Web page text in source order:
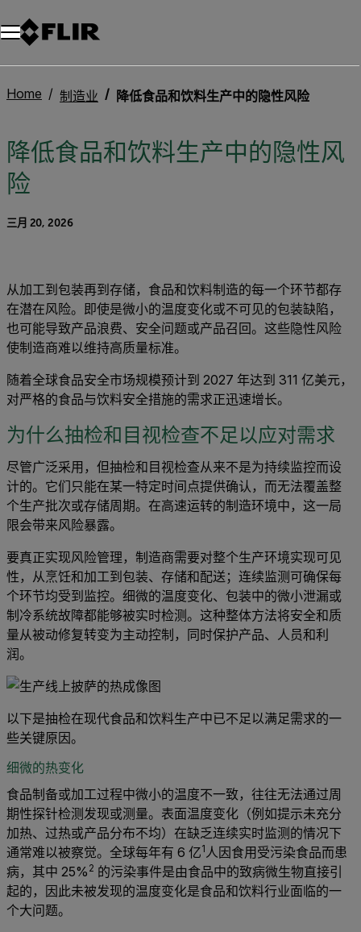
Home 制造业 降低食品和饮料生产中的隐性风险
降低食品和饮料生产中的隐性风
险
三月 20, 2026
从加工到包装再到存储，食品和饮料制造的每一个环节都存
在潜在风险。即使是微小的温度变化或不可见的包装缺陷，
也可能导致产品浪费、安全问题或产品召回。这些隐性风险
使制造商难以维持高质量标准。
随着全球食品安全市场规模预计到 2027 年达到 311 亿美元，
对严格的食品与饮料安全措施的需求正迅速增长。
为什么抽检和目视检查不足以应对需求
尽管广泛采用，但抽检和目视检查从来不是为持续监控而设
计的。它们只能在某一特定时间点提供确认，而无法覆盖整
个生产批次或存储周期。在高速运转的制造环境中，这一局
限会带来风险暴露。
要真正实现风险管理，制造商需要对整个生产环境实现可见
性，从烹饪和加工到包装、存储和配送；连续监测可确保每
个环节均受到监控。细微的温度变化、包装中的微小泄漏或
制冷系统故障都能够被实时检测。这种整体方法将安全和质
量从被动修复转变为主动控制，同时保护产品、人员和利
润。
以下是抽检在现代食品和饮料生产中已不足以满足需求的一
些关键原因。
细微的热变化
食品制备或加工过程中微小的温度不一致，往往无法通过周
期性探针检测发现或测量。表面温度变化（例如提示未充分
加热、过热或产品分布不均）在缺乏连续实时监测的情况下
通常难以被察觉。全球每年有 6 亿1人因食用受污染食品而患
病，其中 25% 2 的污染事件是由食品中的致病微生物直接引
起的，因此未被发现的温度变化是食品和饮料行业面临的一
个大问题。